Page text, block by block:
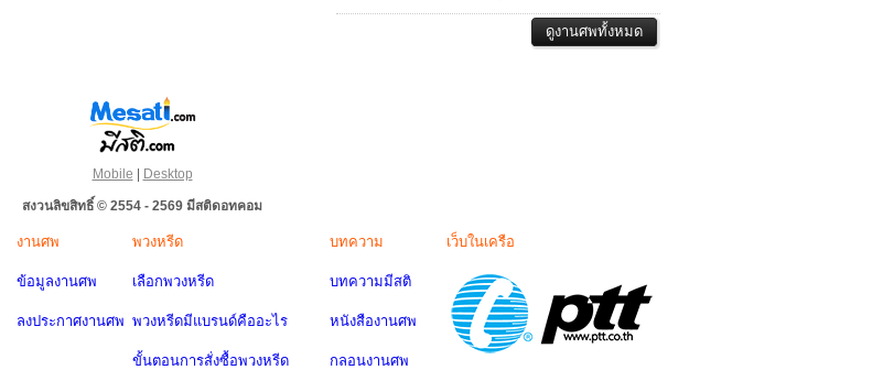
Mobile | Desktop
สงวนลิขสิทธิ์ © 2554 - 2569 มีสติดอทคอม
งานศพ
ข้อมูลงานศพ
ลงประกาศงานศพ
พวงหรีด
เลือกพวงหรีด
พวงหรีดมีแบรนด์คืออะไร
ขั้นตอนการสั่งซื้อพวงหรีด
บทความ
บทความมีสติ
หนังสืองานศพ
กลอนงานศพ
เว็บในเครือ